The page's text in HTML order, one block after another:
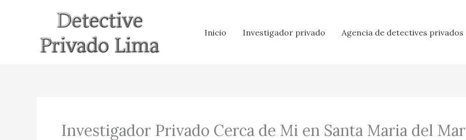
Inicio Investigador privado Agencia de detectives privados
Investigador Privado Cerca de Mi en Santa Maria del Mar